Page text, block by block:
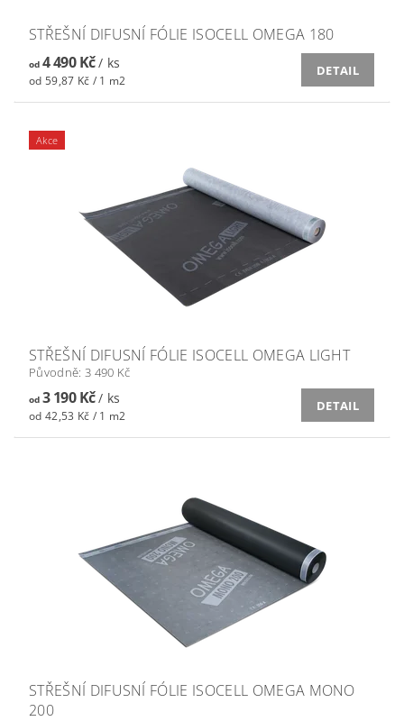
STŘEŠNÍ DIFUSNÍ FÓLIE ISOCELL OMEGA 180
od4 490 Kč/ ks
od 59,87 Kč / 1 m2
DETAIL
Akce
STŘEŠNÍ DIFUSNÍ FÓLIE ISOCELL OMEGA LIGHT
Původně: 3 490 Kč
od3 190 Kč/ ks
od 42,53 Kč / 1 m2
DETAIL
STŘEŠNÍ DIFUSNÍ FÓLIE ISOCELL OMEGA MONO
200